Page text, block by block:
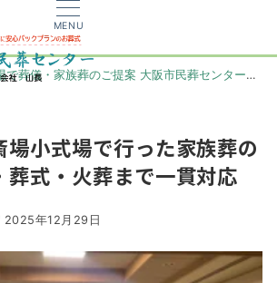
MENU
で葬儀・家族葬のご提案 大阪市民葬センター
場小式場で行った家族葬の
葬式・火葬まで一貫対応
2025年12月29日